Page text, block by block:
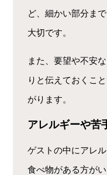
ど、細かい部分ま
大切です。
また、要望や不安
りと伝えておくこ
がります。
アレルギーや苦
ゲストの中にアレ
食べ物がある方が